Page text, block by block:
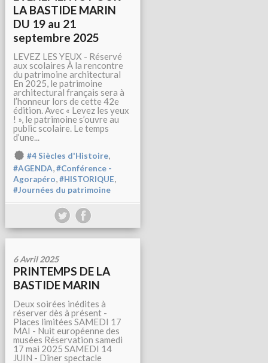
LA BASTIDE MARIN
DU 19 au 21
septembre 2025
LEVEZ LES YEUX - Réservé
aux scolaires À la rencontre
du patrimoine architectural
En 2025, le patrimoine
architectural français sera à
l’honneur lors de cette 42e
édition. Avec « Levez les yeux
! », le patrimoine s’ouvre au
public scolaire. Le temps
d’une...
#4 Siècles d'Histoire,
#AGENDA,#Conférence -
Agorapéro,#HISTORIQUE,
#Journées du patrimoine
6 Avril 2025
PRINTEMPS DE LA
BASTIDE MARIN
Deux soirées inédites à
réserver dès à présent -
Places limitées SAMEDI 17
MAI - Nuit européenne des
musées Réservation samedi
17 mai 2025 SAMEDI 14
JUIN - Dîner spectacle